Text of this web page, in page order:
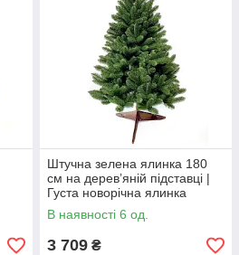
Штучна зелена ялинка 180
см на дерев’яній підставці |
Густа новорічна ялинка
HVOYA
В наявності 6 од.
3 709 ₴